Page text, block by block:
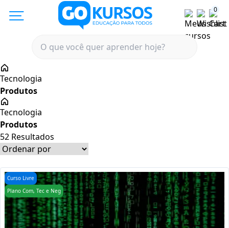
0
Tecnologia
Tecnologia
52 Resultados
Curso Livre
Plano Com, Tec e Neg